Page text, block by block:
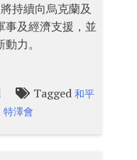
持續向烏克蘭及
事及經濟支援，並
力。
Tagged 和平
特澤會